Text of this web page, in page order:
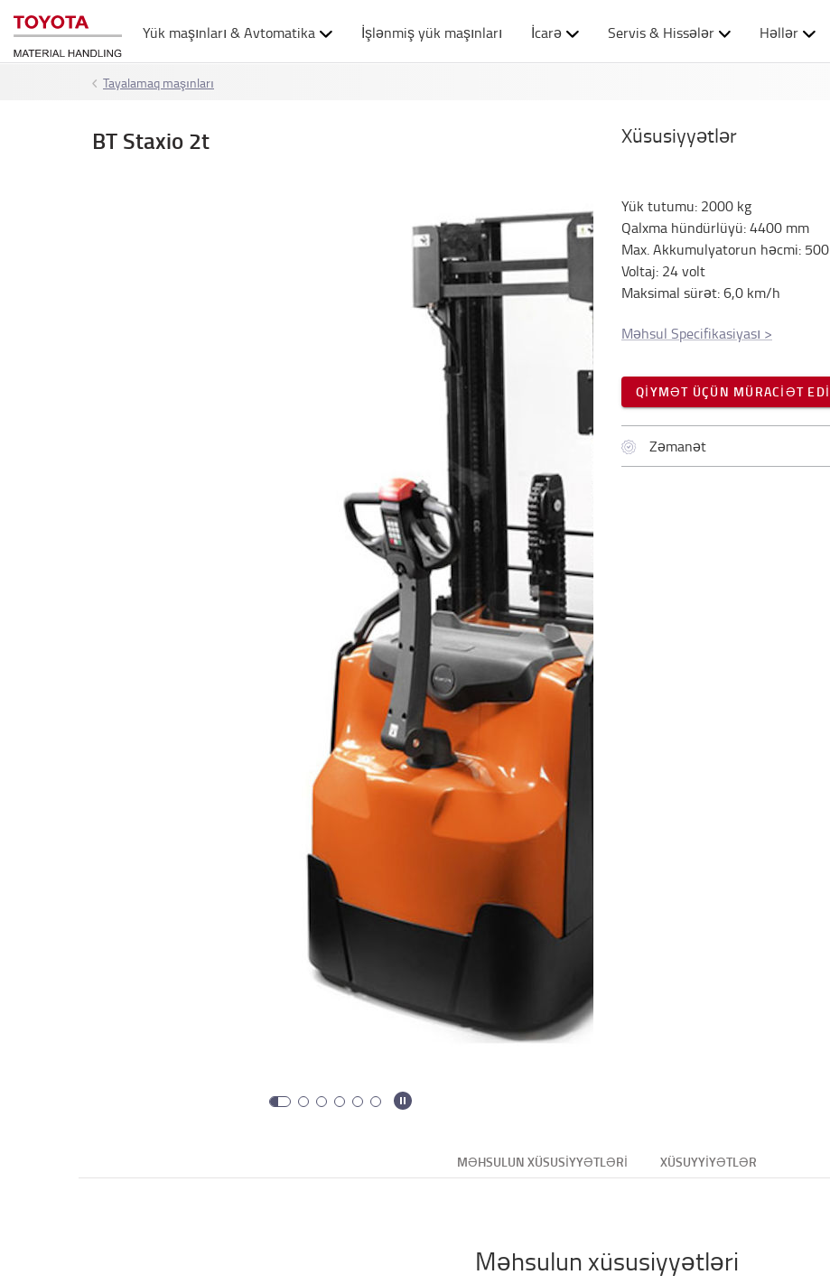
Yük maşınları & Avtomatika İşlənmiş yük maşınları İcarə Servis & Hissələr Həllər
Tayalamaq maşınları
BT Staxio 2t Xüsusiyyətlər
Yük tutumu: 2000 kg
Qalxma hündürlüyü:4400 mm
Max. Akkumulyatorun həcmi: 500
Voltaj: 24volt
Maksimal sürət:6,0 km/h
Məhsul Specifikasiyası >
QIYMƏT ÜÇÜN MÜRACIƏT
Zəmanət
MƏHSULUN XÜSUSIYYƏTLƏRI XÜSUYYIYƏTLƏR
Məhsulun xüsusiyyətləri